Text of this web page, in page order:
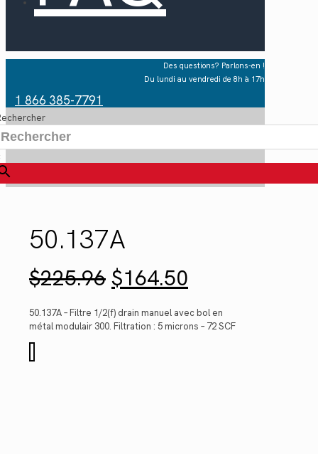
Des questions? Parlons-en !
Du lundi au vendredi de 8h à 17h
1 866 385-7791
50.137A
$225.96 Le
prix
initial
était :
$225.96.
$164.50prix
actuel
est :
$164.50.
50.137A – Filtre 1/2(f) drain manuel avec bol en
métal modulair 300. Filtration : 5 microns – 72 SCF
de